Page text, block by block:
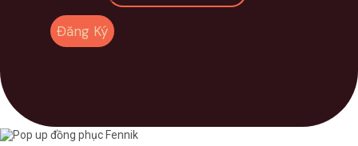
Đăng Ký